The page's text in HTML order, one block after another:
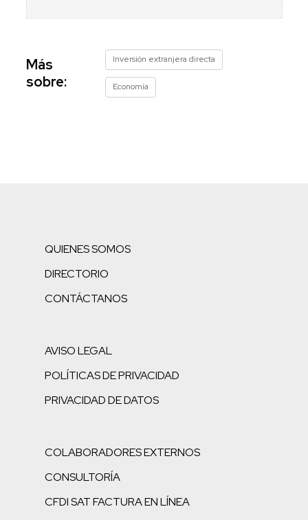
Más
sobre:
Inversión extranjera directa
Economía
QUIENES SOMOS
DIRECTORIO
CONTÁCTANOS
AVISO LEGAL
POLÍTICAS DE PRIVACIDAD
PRIVACIDAD DE DATOS
COLABORADORES EXTERNOS
CONSULTORÍA
CFDI SAT FACTURA EN LÍNEA